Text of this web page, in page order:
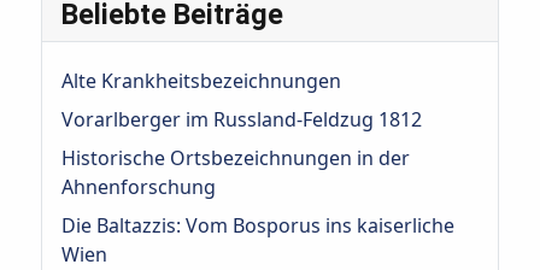
Beliebte Beiträge
Alte Krankheitsbezeichnungen
Vorarlberger im Russland-Feldzug 1812
Historische Ortsbezeichnungen in der
Ahnenforschung
Die Baltazzis: Vom Bosporus ins kaiserliche
Wien